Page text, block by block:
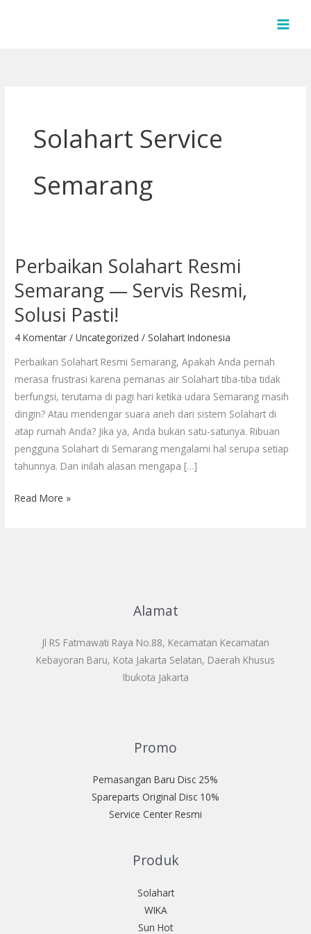
Solahart Service
Semarang
Perbaikan Solahart Resmi
Semarang — Servis Resmi,
Solusi Pasti!
4 Komentar /Uncategorized / Solahart Indonesia
Perbaikan Solahart Resmi Semarang, Apakah Anda pernah
merasa frustrasi karena pemanas air Solahart tiba-tiba tidak
berfungsi, terutama di pagi hari ketika udara Semarang masih
dingin? Atau mendengar suara aneh dari sistem Solahart di
atap rumah Anda? Jika ya, Anda bukan satu-satunya. Ribuan
pengguna Solahart di Semarang mengalami hal serupa setiap
tahunnya. Dan inilah alasan mengapa […]
Perbaikan
Resmi
Semarang
—
Resmi,
Solusi
Pasti!
Read More »
Alamat
Jl RS Fatmawati Raya No.88, Kecamatan Kecamatan
Kebayoran Baru, Kota Jakarta Selatan, Daerah Khusus
Ibukota Jakarta
Promo
Pemasangan Baru Disc 25%
Spareparts Original Disc 10%
Service Center Resmi
Produk
Solahart
WIKA
Sun Hot